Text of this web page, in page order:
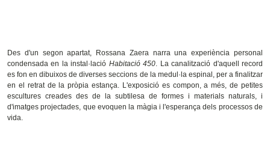
Des d'un segon apartat, Rossana Zaera narra una experiència personal
condensada en la instal·lació Habitació 450. La canalització d'aquell record
es fon en dibuixos de diverses seccions de la medul·la espinal, per a finalitzar
en el retrat de la pròpia estança. L'exposició es compon, a més, de petites
escultures creades des de la subtilesa de formes i materials naturals, i
d'imatges projectades, que evoquen la màgia i l'esperança dels processos de
vida.